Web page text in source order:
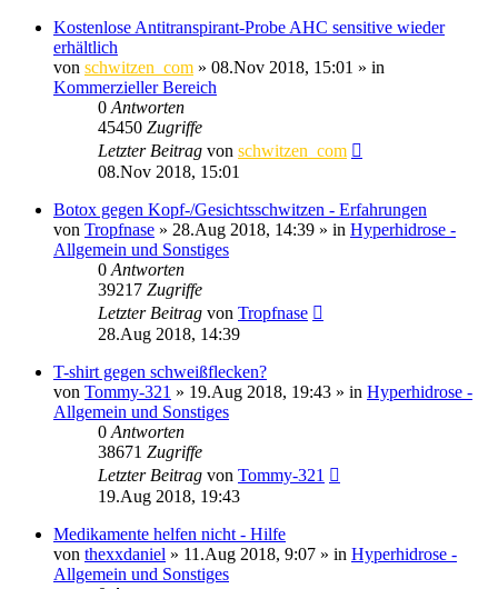
Kostenlose Antitranspirant-Probe AHC sensitive wieder
erhältlich
von schwitzen_com » 08.Nov 2018, 15:01 » in
Kommerzieller Bereich
0 Antworten
45450 Zugriffe
Letzter Beitrag von schwitzen_com
08.Nov 2018, 15:01
Botox gegen Kopf-/Gesichtsschwitzen - Erfahrungen
von Tropfnase » 28.Aug 2018, 14:39 » in Hyperhidrose -
Allgemein und Sonstiges
0 Antworten
39217 Zugriffe
Letzter Beitrag von Tropfnase
28.Aug 2018, 14:39
T-shirt gegen schweißflecken?
von Tommy-321 » 19.Aug 2018, 19:43 » in Hyperhidrose -
Allgemein und Sonstiges
0 Antworten
38671 Zugriffe
Letzter Beitrag von Tommy-321
19.Aug 2018, 19:43
Medikamente helfen nicht - Hilfe
von thexxdaniel » 11.Aug 2018, 9:07 » in Hyperhidrose -
Allgemein und Sonstiges